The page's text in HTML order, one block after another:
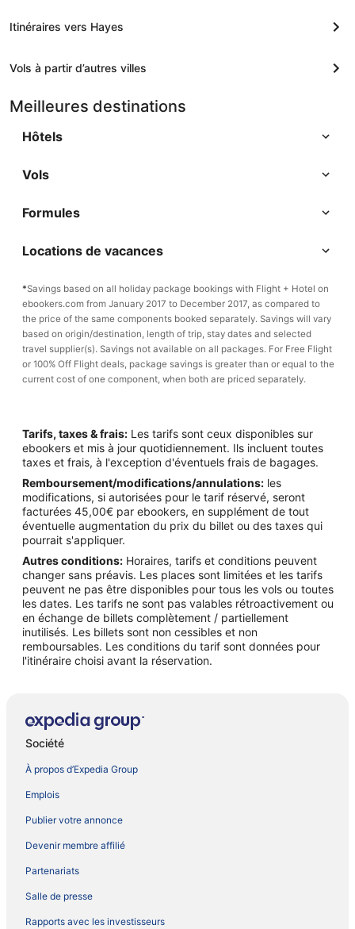
Itinéraires vers Hayes
Vols à partir d’autres villes
Meilleures destinations
Hôtels
Vols
Formules
Locations de vacances
*Savings based on all holiday package bookings with Flight + Hotel on
ebookers.com from January 2017 to December 2017, as compared to
the price of the same components booked separately. Savings will vary
based on origin/destination, length of trip, stay dates and selected
travel supplier(s). Savings not available on all packages. For Free Flight
or 100% Off Flight deals, package savings is greater than or equal to the
current cost of one component, when both are priced separately.
Tarifs, taxes & frais: Les tarifs sont ceux disponibles sur
ebookers et mis à jour quotidiennement. Ils incluent toutes
taxes et frais, à l'exception d'éventuels frais de bagages.
Remboursement/modifications/annulations: les
modifications, si autorisées pour le tarif réservé, seront
facturées 45,00€ par ebookers, en supplément de tout
éventuelle augmentation du prix du billet ou des taxes qui
pourrait s'appliquer.
Autres conditions: Horaires, tarifs et conditions peuvent
changer sans préavis. Les places sont limitées et les tarifs
peuvent ne pas être disponibles pour tous les vols ou toutes
les dates. Les tarifs ne sont pas valables rétroactivement ou
en échange de billets complètement / partiellement
inutilisés. Les billets sont non cessibles et non
remboursables. Les conditions du tarif sont données pour
l'itinéraire choisi avant la réservation.
Société
À propos d’Expedia Group
Emplois
Publier votre annonce
Devenir membre affilié
Partenariats
Salle de presse
Rapports avec les investisseurs